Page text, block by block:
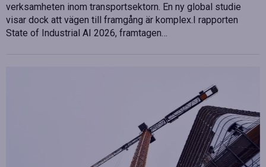
verksamheten inom transportsektorn. En ny global studie
visar dock att vägen till framgång är komplex.I rapporten
State of Industrial AI 2026, framtagen…